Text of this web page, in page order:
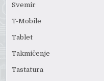
Svemir
T-Mobile
Tablet
Takmičenje
Tastatura